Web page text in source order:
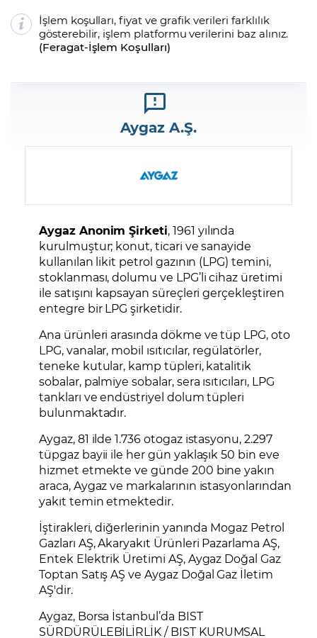
İşlem koşulları, fiyat ve grafik verileri farklılık
gösterebilir, işlem platformu verilerini baz alınız.
(Feragat-İşlem Koşulları)
Aygaz A.Ş.
Aygaz Anonim Şirketi, 1961 yılında
kurulmuştur; konut, ticari ve sanayide
kullanılan likit petrol gazının (LPG) temini,
stoklanması, dolumu ve LPG’li cihaz üretimi
ile satışını kapsayan süreçleri gerçekleştiren
entegre bir LPG şirketidir.
Ana ürünleri arasında dökme ve tüp LPG, oto
LPG, vanalar, mobil ısıtıcılar, regülatörler,
teneke kutular, kamp tüpleri, katalitik
sobalar, palmiye sobalar, sera ısıtıcıları, LPG
tankları ve endüstriyel dolum tüpleri
bulunmaktadır.
Aygaz, 81 ilde 1.736 otogaz istasyonu, 2.297
tüpgaz bayii ile her gün yaklaşık 50 bin eve
hizmet etmekte ve günde 200 bine yakın
araca, Aygaz ve markalarının istasyonlarından
yakıt temin etmektedir.
İştirakleri, diğerlerinin yanında Mogaz Petrol
Gazları AŞ, Akaryakıt Ürünleri Pazarlama AŞ,
Entek Elektrik Üretimi AŞ, Aygaz Doğal Gaz
Toptan Satış AŞ ve Aygaz Doğal Gaz İletim
AŞ'dir.
Aygaz, Borsa İstanbul’da BIST
SÜRDÜRÜLEBİLİRLİK / BIST KURUMSAL